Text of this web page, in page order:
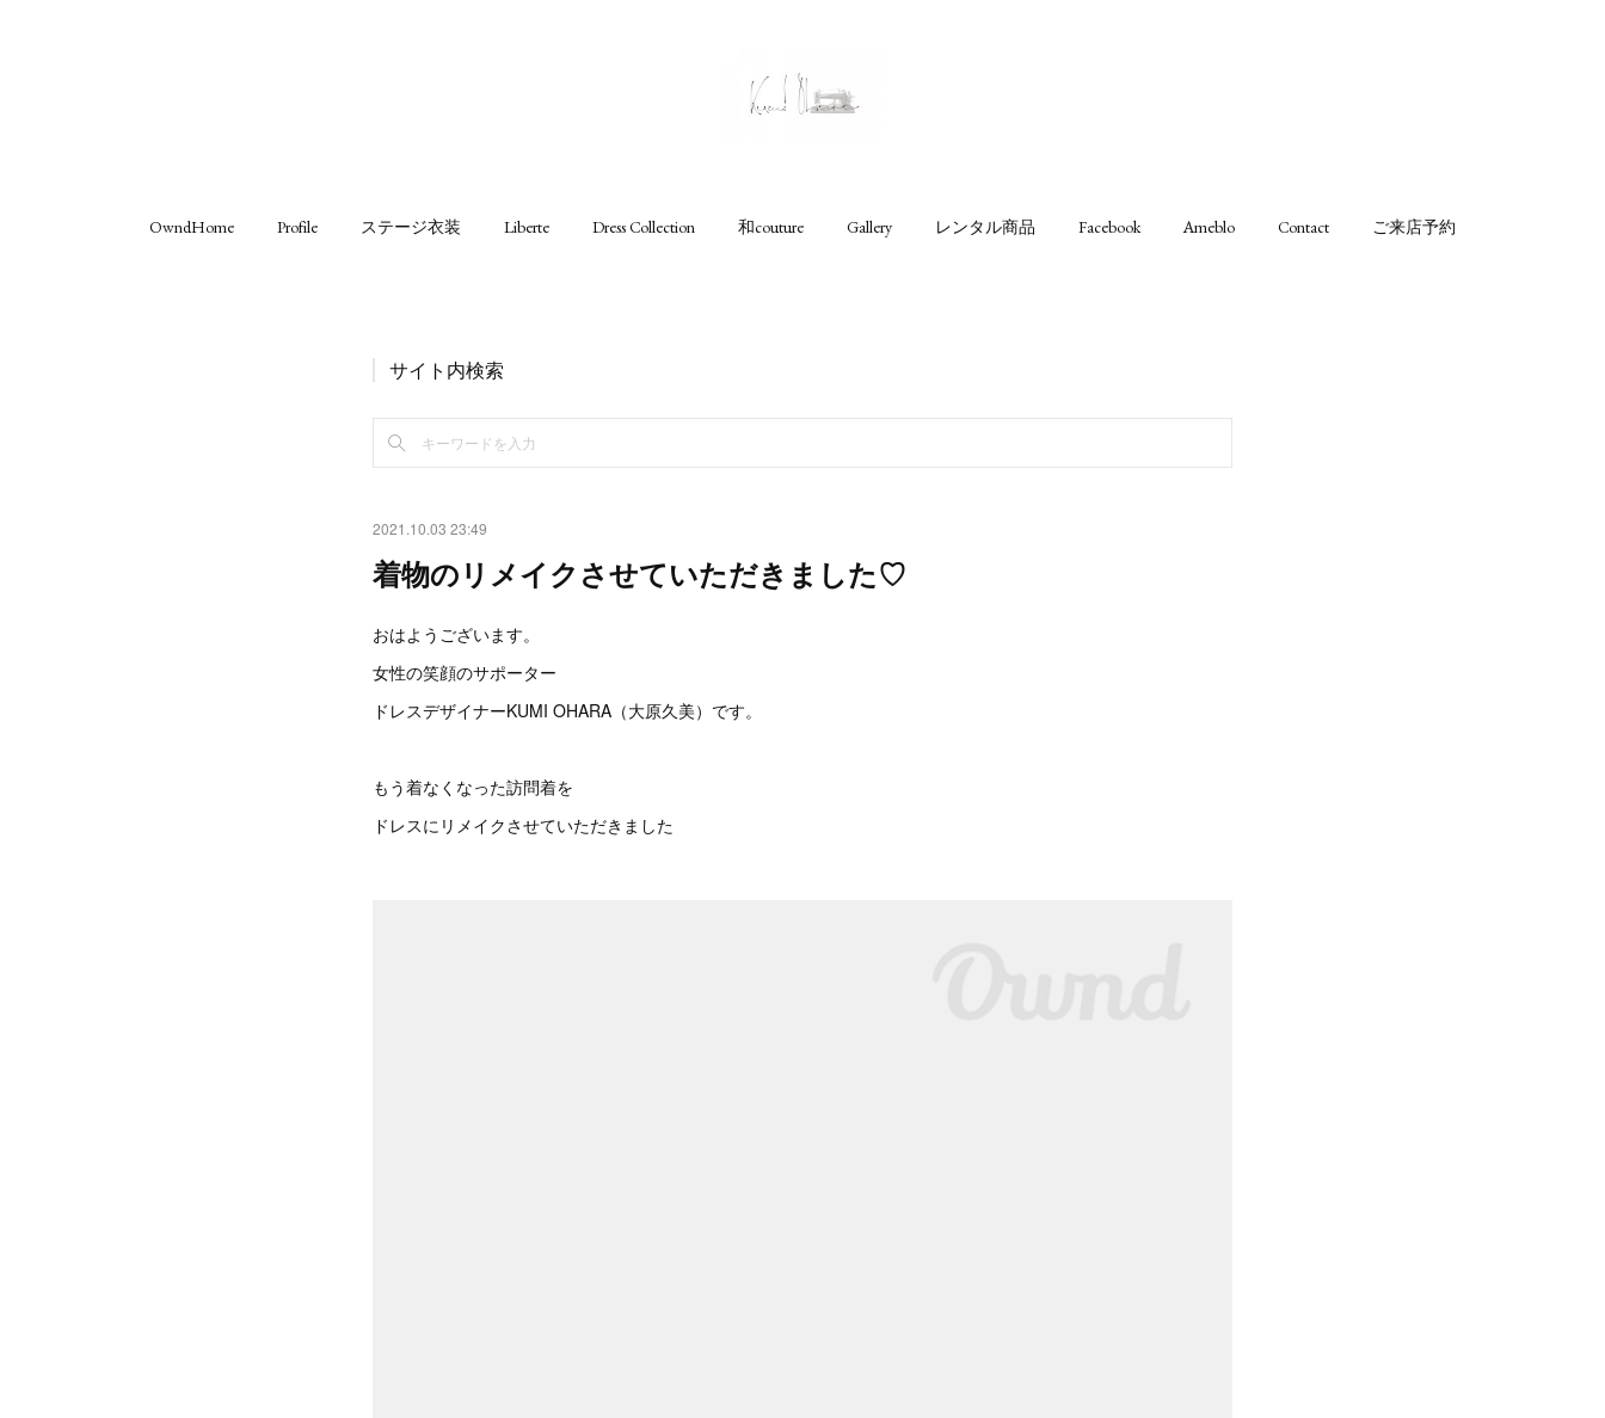
OwndHome Profile ステージ衣装 Liberte Dress Collection 和couture Gallery レンタル商品 Facebook Ameblo Contact ご来店予約
サイト内検索
2021.10.03 23:49
着物のリメイクさせていただきました♡
おはようございます。
女性の笑顔のサポーター
ドレスデザイナーKUMI OHARA（大原久美）です。
もう着なくなった訪問着を
ドレスにリメイクさせていただきました